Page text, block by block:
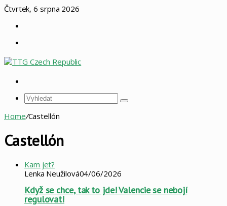
Čtvrtek, 6 srpna 2026
Vyhledat
Home/Castellón
Castellón
Kam jet?
Lenka Neužilová04/06/2026
Když se chce, tak to jde! Valencie se nebojí
regulovat!